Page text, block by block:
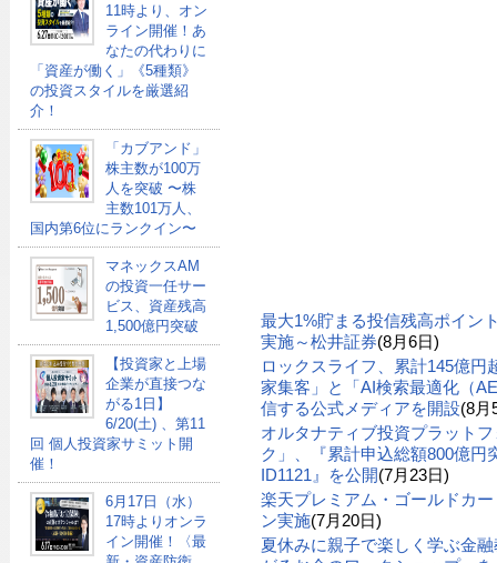
11時より、オン
ライン開催！あ
なたの代わりに
「資産が働く」《5種類》
の投資スタイルを厳選紹
介！
「カブアンド」
株主数が100万
人を突破 〜株
主数101万人、
国内第6位にランクイン〜
マネックスAM
の投資一任サー
ビス、資産残高
1,500億円突破
【投資家と上場
企業が直接つな
がる1日】
6/20(土) 、第11
回 個人投資家サミット開
催！
6月17日（水）
17時よりオンラ
イン開催！〈最
最大1%貯まる投信残高ポイン
実施～松井証券(8月6日)
ロックスライフ、累計145億円
家集客」と「AI検索最適化（
信する公式メディアを開設(8月
オルタナティブ投資プラット
ク」、『累計申込総額800億円
ID1121』を公開(7月23日)
楽天プレミアム・ゴールドカ
ン実施(7月20日)
夏休みに親子で楽しく学ぶ金